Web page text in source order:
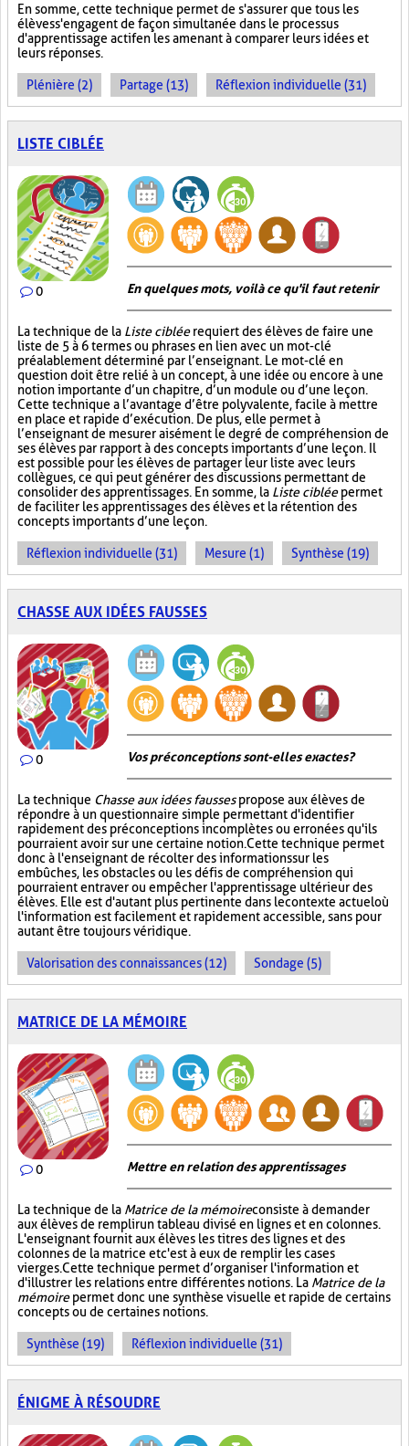
En somme, cette technique permet de s'assurer que tous les
élèves s'engagent de façon simultanée dans le processus
d'apprentissage actif en les amenant à comparer leurs idées et
leurs réponses.
Plénière (2) Partage (13) Réflexion individuelle (31)
LISTE CIBLÉE
0 En quelques mots, voilà ce qu'il faut retenir
La technique de la Liste cibléerequiert des élèves de faire une
liste de 5 à 6 termes ou phrases en lien avec un mot-clé
préalablement déterminé par l’enseignant. Le mot-clé en
question doit être relié à un concept, à une idée ou encore à une
notion importante d’un chapitre, d’un module ou d’une leçon.
Cette technique a l’avantage d’être polyvalente, facile à mettre
en place et rapide d’exécution. De plus, elle permet à
l’enseignant de mesurer aisément le degré de compréhension de
ses élèves par rapport à des concepts importants d’une leçon. Il
est possible pour les élèves de partager leur liste avec leurs
collègues, ce qui peut générer des discussions permettant de
consolider des apprentissages. En somme, la Liste cibléepermet
de faciliter les apprentissages des élèves et la rétention des
concepts importants d’une leçon.
Réflexion individuelle (31) Mesure (1) Synthèse (19)
CHASSE AUX IDÉES FAUSSES
0 Vos préconceptions sont-elles exactes ?
La technique Chasse aux idées faussespropose aux élèves de
répondre à un questionnaire simple permettant d'identifier
rapidement des préconceptions incomplètes ou erronées qu'ils
pourraient avoir sur une certaine notion. Cette technique permet
donc à l'enseignant de récolter des informations sur les
embûches, les obstacles ou les défis de compréhension qui
pourraient entraver ou empêcher l'apprentissage ultérieur des
élèves. Elle est d'autant plus pertinente dans le contexte actuel où
l'information est facilement et rapidement accessible, sans pour
autant être toujours véridique.
Valorisation des connaissances (12) Sondage (5)
MATRICE DE LA MÉMOIRE
0 Mettre en relation des apprentissages
La technique de la Matrice de la mémoireconsiste à demander
aux élèves de remplir un tableau divisé en lignes et en colonnes.
L'enseignant fournit aux élèves les titres des lignes et des
colonnes de la matrice et c'est à eux de remplir les cases
vierges. Cette technique permet d’organiser l'information et
d'illustrer les relations entre différentes notions. La Matrice de la
mémoirepermet donc une synthèse visuelle et rapide de certains
concepts ou de certaines notions.
Synthèse (19) Réflexion individuelle (31)
ÉNIGME À RÉSOUDRE